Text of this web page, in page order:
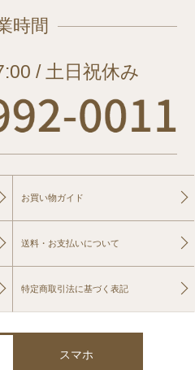
時間
/ 土日祝休み
お買い物ガイド
送料・お支払いについて
特定商取引法に基づく表記
スマホ